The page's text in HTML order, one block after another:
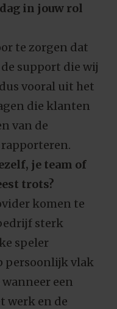
in jouw rol
te zorgen dat
support die wij
vooral uit het
die klanten
van de
je team of
trots?
komen te
sterk
speler
persoonlijk vlak
een
werk en de